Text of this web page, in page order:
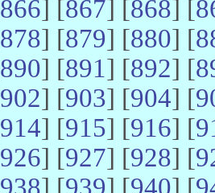
866] [867] [868] [
878] [879] [880] [
890] [891] [892] [
902] [903] [904] [
914] [915] [916] [
926] [927] [928] [
938] [939] [940] [